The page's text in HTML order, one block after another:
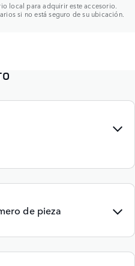
local para adquirir este accesorio.
si no está seguro de su ubicación.
de pieza